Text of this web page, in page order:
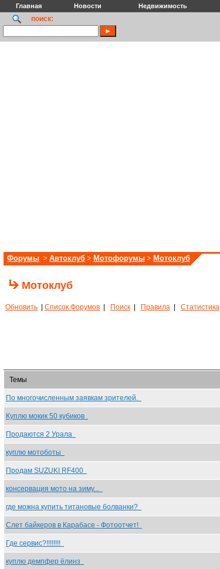
Главная Новости Недвижимость
поиск:
Форумы > Автоклуб > Мотофорумы > Мотоклуб
Мотоклуб
Обновить Список Форумов Поиск Правила Статистика
Темы
По многочисленным заявкам зрителей.
Куплю мокик 50 кубиков
Продаются 2 Урала
куплю мотоботы
Продам SUZUKI RF400
консервация мото на зиму...
где можна купить титановые болванки?
Слет байкеров в Карабасе - Фотоотчет!
Где сервис?!!!!!!!!
куплю демпфер ёлинз